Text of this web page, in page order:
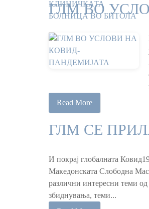
ГЛМ ВО
Read More
ГЛМ СЕ
И покрај глобалната
Македонската Слободна
различни интересни теми од
збиднувања, теми...